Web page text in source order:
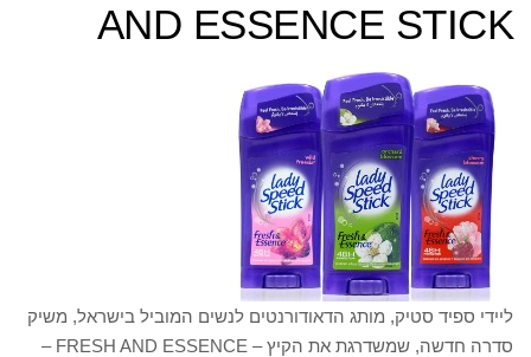
AND ESSENCE STICK
ליידי ספיד סטיק, מותג הדאודורנטים לנשים המוביל בישראל, משיק
סדרה חדשה, שמשדרגת את הקיץ – FRESH AND ESSENCE –